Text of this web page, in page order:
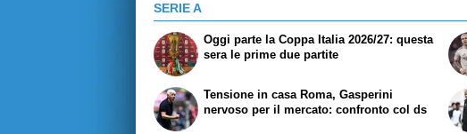
SERIE A
Oggi parte la Coppa Italia 2026/27: questa
sera le prime due partite
Tensione in casa Roma, Gasperini
nervoso per il mercato: confronto col ds